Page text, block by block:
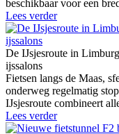
beschikbaar voor een
Lees verder
De IJsjesroute in
ijssalons
Fietsen langs de Maas,
onderweg regelmatig
IJsjesroute combineert
Lees verder